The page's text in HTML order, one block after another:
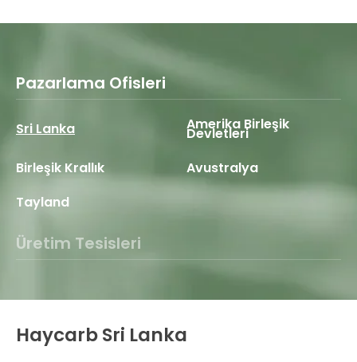
Pazarlama Ofisleri
Sri Lanka Amerika Birleşik
Devletleri
Birleşik Krallık
Avustralya
Tayland
Üretim Tesisleri
Haycarb Sri Lanka